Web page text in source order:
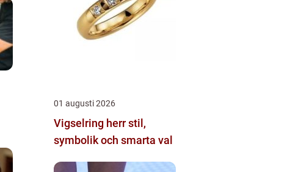
01 augusti 2026
Vigselring herr stil,
symbolik och smarta val